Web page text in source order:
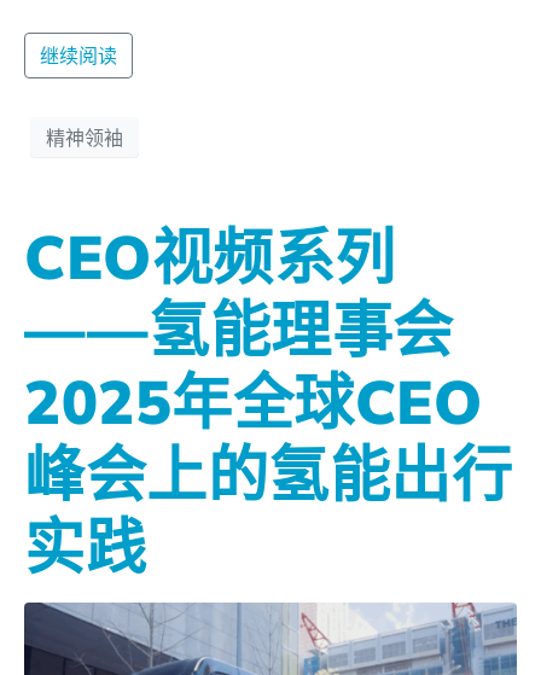
继续阅读
精神领袖
CEO视频系列
——氢能理事会
2025年全球CEO
峰会上的氢能出行
实践